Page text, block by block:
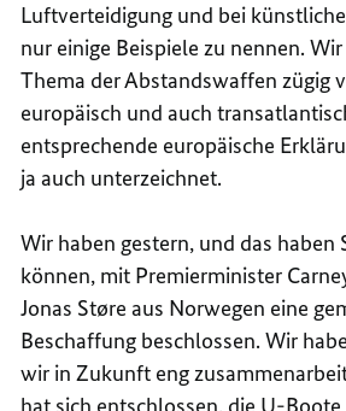
Luftverteidigung und bei
nur einige Beispiele zu nennen.
Thema der Abstandswaffen zügig
europäisch und auch
entsprechende europäische
ja auch unterzeichnet.
Wir haben gestern, und das haben
können, mit Premierminister
Jonas Støre aus Norwegen eine
Beschaffung beschlossen. Wir
wir in Zukunft eng